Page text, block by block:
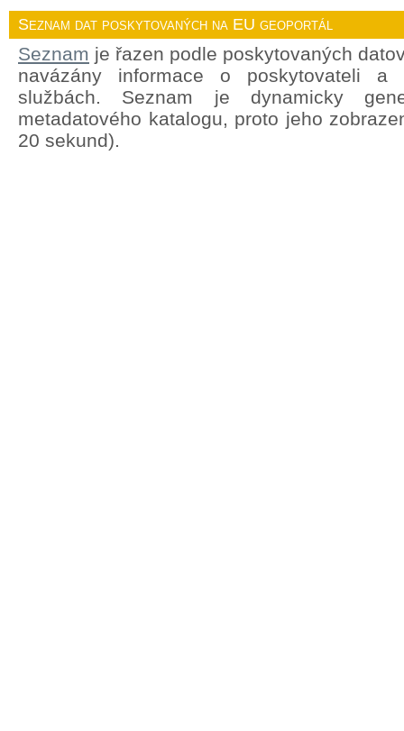
Seznam dat poskytovaných na EU geoportál
Seznam je řazen podle poskytovaných
navázány informace o poskytovateli a
službách. Seznam je dynamicky
metadatového katalogu, proto jeho
20 sekund).